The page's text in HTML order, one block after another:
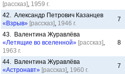
[рассказ], 1959 г.
42. Александр Петрович Казанцев
«Взрыв» [рассказ], 1946 г.
7
43. Валентина Журавлёва
«Летящие во вселенной» [рассказ],
1963 г.
8
44. Валентина Журавлёва
«Астронавт» [рассказ], 1960 г.
7